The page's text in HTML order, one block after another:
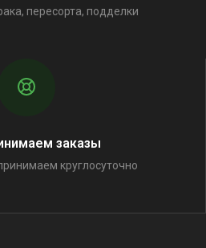
пересорта, подделки
заказы
круглосуточно